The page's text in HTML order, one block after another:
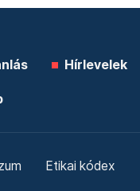
Hírlevelek
Etikai kódex